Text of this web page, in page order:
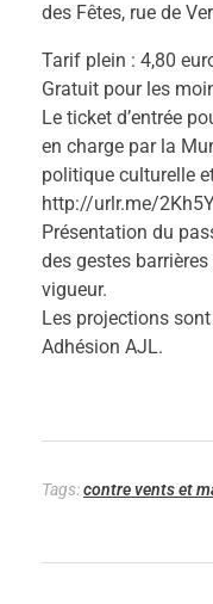
t
e
e
n
v
o
r
d
des Fêtes, rue de
Tarif plein : 4,80
Gratuit pour les
Le ticket d’entrée
en charge par la
politique culturelle
http://urlr.me/
Présentation du
des gestes
vigueur.
Les projections
Adhésion AJL.
Tags:contre vents et